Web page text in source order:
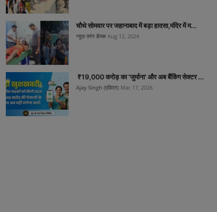
चौथे सोमवार पर जहानाबाद में बड़ा हादसा,मंदिर में म...
न्यूज़ तरंग डेस्क Aug 12, 2024
₹19,000 करोड़ का 'जुर्माना' और अब बैंकिंग सेक्टर ...
Ajay Singh (एडिटर) Mar 17, 2026